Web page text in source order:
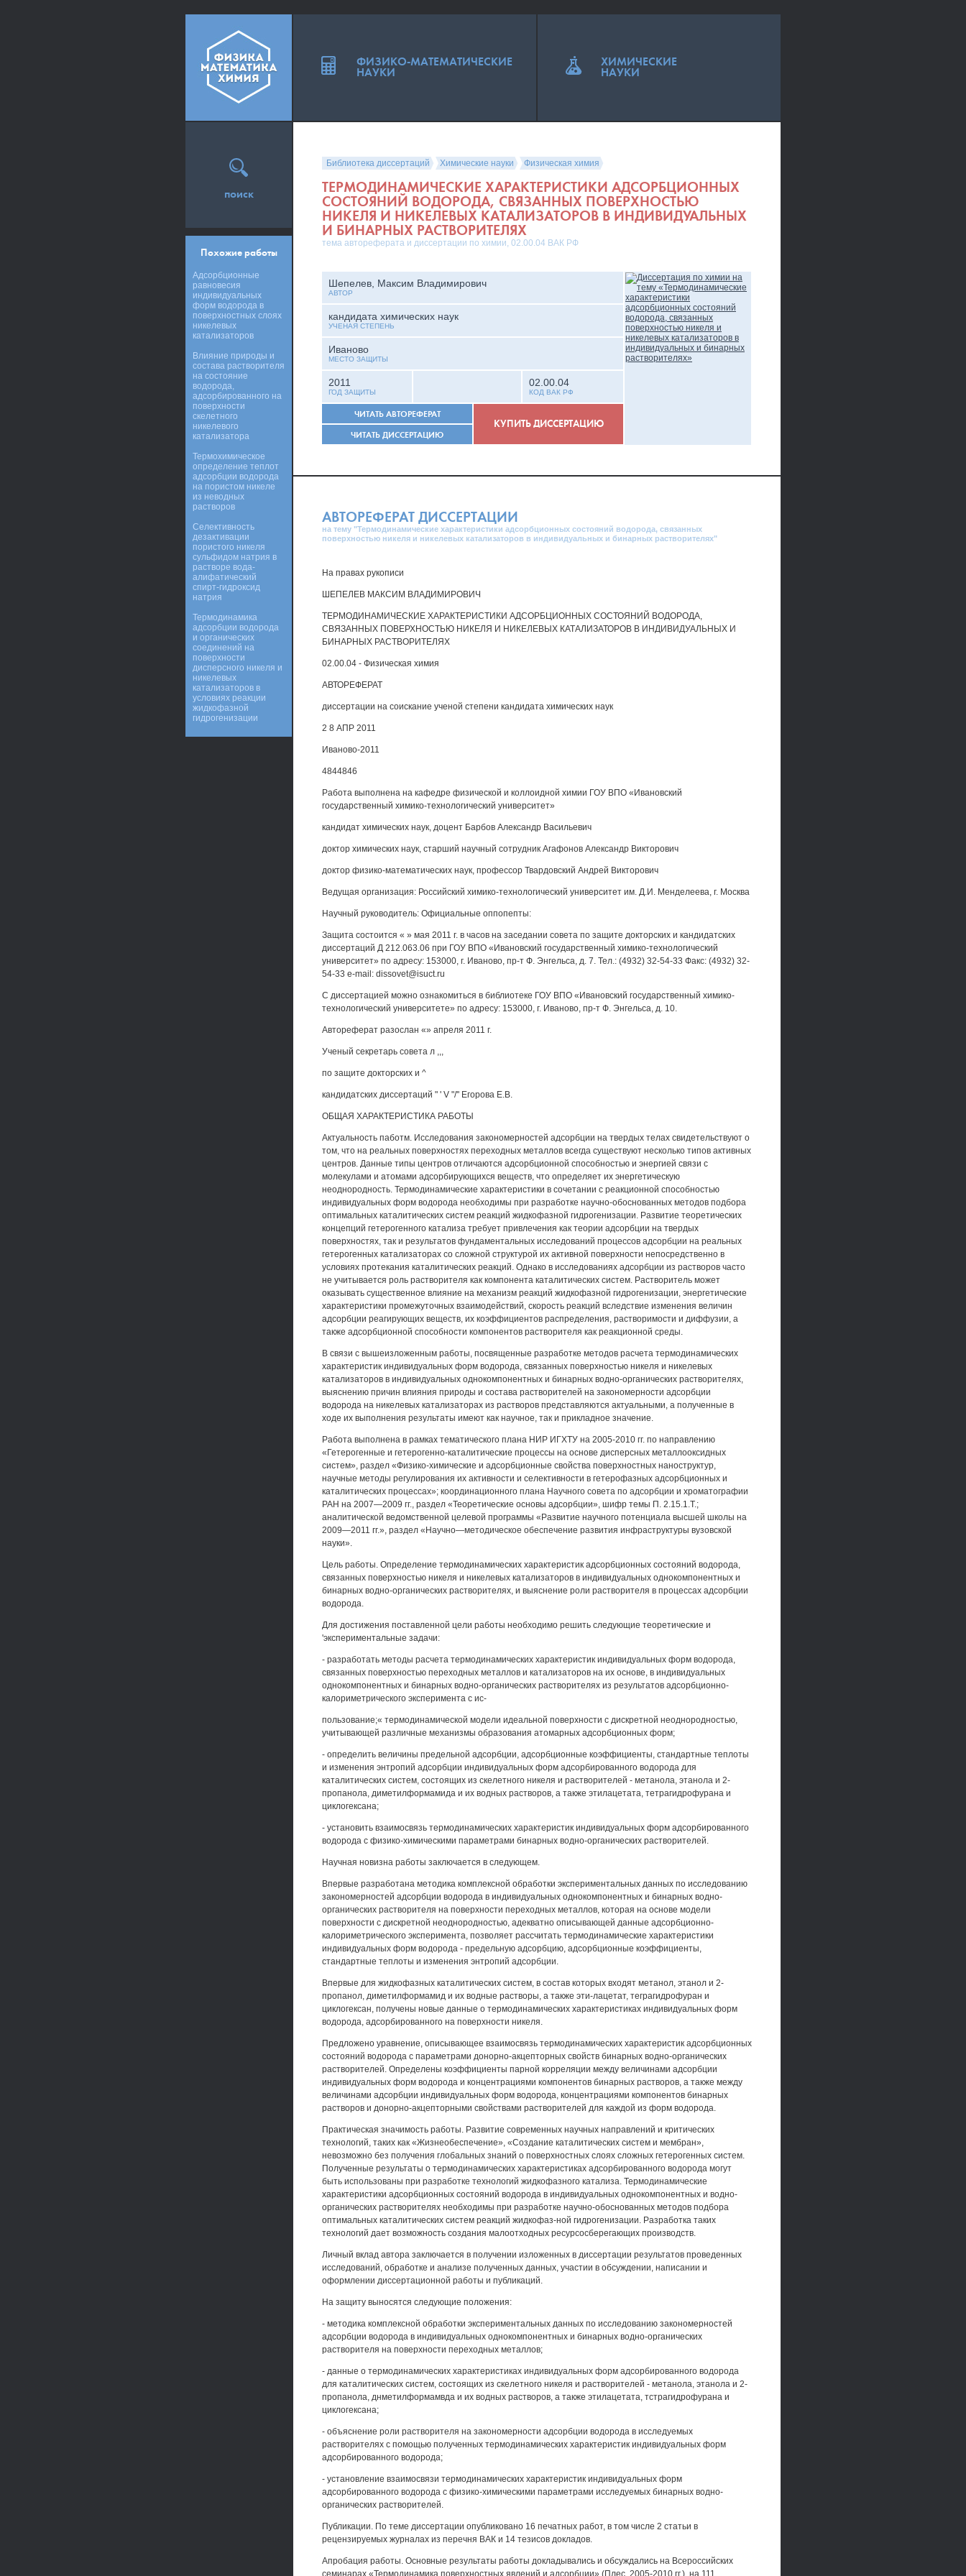
Библиотека диссертаций Химические науки Физическая химия
ТЕРМОДИНАМИЧЕСКИЕ ХАРАКТЕРИСТИКИ АДСОРБЦИОННЫХ
СОСТОЯНИЙ ВОДОРОДА, СВЯЗАННЫХ ПОВЕРХНОСТЬЮ
НИКЕЛЯ И НИКЕЛЕВЫХ КАТАЛИЗАТОРОВ В ИНДИВИДУАЛЬНЫХ
И БИНАРНЫХ РАСТВОРИТЕЛЯХ
тема автореферата и диссертации по химии, 02.00.04 ВАК РФ
Шепелев, Максим Владимирович
АВТОР
кандидата химических наук
УЧЕНАЯ СТЕПЕНЬ
Иваново
МЕСТО ЗАЩИТЫ
2011
ГОД ЗАЩИТЫ
02.00.04
КОД ВАК РФ
ЧИТАТЬ АВТОРЕФЕРАТ
ЧИТАТЬ ДИССЕРТАЦИЮ
КУПИТЬ ДИССЕРТАЦИЮ
АВТОРЕФЕРАТ ДИССЕРТАЦИИ
на тему "Термодинамические характеристики адсорбционных состояний водорода, связанных
поверхностью никеля и никелевых катализаторов в индивидуальных и бинарных растворителях"
На правах рукописи
ШЕПЕЛЕВ МАКСИМ ВЛАДИМИРОВИЧ
ТЕРМОДИНАМИЧЕСКИЕ ХАРАКТЕРИСТИКИ АДСОРБЦИОННЫХ СОСТОЯНИЙ ВОДОРОДА,
СВЯЗАННЫХ ПОВЕРХНОСТЬЮ НИКЕЛЯ И НИКЕЛЕВЫХ КАТАЛИЗАТОРОВ В ИНДИВИДУАЛЬНЫХ И
БИНАРНЫХ РАСТВОРИТЕЛЯХ
02.00.04 - Физическая химия
АВТОРЕФЕРАТ
диссертации на соискание ученой степени кандидата химических наук
2 8 АПР 2011
Иваново-2011
4844846
Работа выполнена на кафедре физической и коллоидной химии ГОУ ВПО «Ивановский
государственный химико-технологический университет»
кандидат химических наук, доцент Барбов Александр Васильевич
доктор химических наук, старший научный сотрудник Агафонов Александр Викторович
доктор физико-математических наук, профессор Твардовский Андрей Викторович
Ведущая организация: Российский химико-технологический университет им. Д.И. Менделеева, г. Москва
Научный руководитель: Официальные оппопепты:
Защита состоится « » мая 2011 г. в часов на заседании совета по защите докторских и кандидатских
диссертаций Д 212.063.06 при ГОУ ВПО «Ивановский государственный химико-технологический
университет» по адресу: 153000, г. Иваново, пр-т Ф. Энгельса, д. 7. Тел.: (4932) 32-54-33 Факс: (4932) 32-
54-33 e-mail: dissovet@isuct.ru
С диссертацией можно ознакомиться в библиотеке ГОУ ВПО «Ивановский государственный химико-
технологический университете» по адресу: 153000, г. Иваново, пр-т Ф. Энгельса, д. 10.
Автореферат разослан «» апреля 2011 г.
Ученый секретарь совета л ,,,
по защите докторских и ^
кандидатских диссертаций " ' V "/'' Егорова Е.В.
ОБЩАЯ ХАРАКТЕРИСТИКА РАБОТЫ
Актуальность паботм. Исследования закономерностей адсорбции на твердых телах свидетельствуют о
том, что на реальных поверхностях переходных металлов всегда существуют несколько типов активных
центров. Данные типы центров отличаются адсорбционной способностью и энергией связи с
молекулами и атомами адсорбирующихся веществ, что определяет их энергетическую
неоднородность. Термодинамические характеристики в сочетании с реакционной способностью
индивидуальных форм водорода необходимы при разработке научно-обоснованных методов подбора
оптимальных каталитических систем реакций жидкофазной гидрогенизации. Развитие теоретических
концепций гетерогенного катализа требует привлечения как теории адсорбции на твердых
поверхностях, так и результатов фундаментальных исследований процессов адсорбции на реальных
гетерогенных катализаторах со сложной структурой их активной поверхности непосредственно в
условиях протекания каталитических реакций. Однако в исследованиях адсорбции из растворов часто
не учитывается роль растворителя как компонента каталитических систем. Растворитель может
оказывать существенное влияние на механизм реакций жидкофазной гидрогенизации, энергетические
характеристики промежуточных взаимодействий, скорость реакций вследствие изменения величин
адсорбции реагирующих веществ, их коэффициентов распределения, растворимости и диффузии, а
также адсорбционной способности компонентов растворителя как реакционной среды.
В связи с вышеизложенным работы, посвященные разработке методов расчета термодинамических
характеристик индивидуальных форм водорода, связанных поверхностью никеля и никелевых
катализаторов в индивидуальных однокомпонентных и бинарных водно-органических растворителях,
выяснению причин влияния природы и состава растворителей на закономерности адсорбции
водорода на никелевых катализаторах из растворов представляются актуальными, а полученные в
ходе их выполнения результаты имеют как научное, так и прикладное значение.
Работа выполнена в рамках тематического плана НИР ИГХТУ на 2005-2010 гг. по направлению
«Гетерогенные и гетерогенно-каталитические процессы на основе дисперсных металлооксидных
систем», раздел «Физико-химические и адсорбционные свойства поверхностных наноструктур,
научные методы регулирования их активности и селективности в гетерофазных адсорбционных и
каталитических процессах»; координационного плана Научного совета по адсорбции и хроматографии
РАН на 2007—2009 гг., раздел «Теоретические основы адсорбции», шифр темы П. 2.15.1.Т.;
аналитической ведомственной целевой программы «Развитие научного потенциала высшей школы на
2009—2011 гг.», раздел «Научно—методическое обеспечение развития инфраструктуры вузовской
науки».
Цель работы. Определение термодинамических характеристик адсорбционных состояний водорода,
связанных поверхностью никеля и никелевых катализаторов в индивидуальных однокомпонентных и
бинарных водно-органических растворителях, и выяснение роли растворителя в процессах адсорбции
водорода.
Для достижения поставленной цели работы необходимо решить следующие теоретические и
'экспериментальные задачи:
- разработать методы расчета термодинамических характеристик индивидуальных форм водорода,
связанных поверхностью переходных металлов и катализаторов на их основе, в индивидуальных
однокомпонентных и бинарных водно-органических растворителях из результатов адсорбционно-
калориметрического эксперимента с ис-
пользование;« термодинамической модели идеальной поверхности с дискретной неоднородностью,
учитывающей различные механизмы образования атомарных адсорбционных форм;
- определить величины предельной адсорбции, адсорбционные коэффициенты, стандартные теплоты
и изменения энтропий адсорбции индивидуальных форм адсорбированного водорода для
каталитических систем, состоящих из скелетного никеля и растворителей - метанола, этанола и 2-
пропанола, диметилформамида и их водных растворов, а также этилацетата, тетрагидрофурана и
циклогексана;
- установить взаимосвязь термодинамических характеристик индивидуальных форм адсорбированного
водорода с физико-химическими параметрами бинарных водно-органических растворителей.
Научная новизна работы заключается в следующем.
Впервые разработана методика комплексной обработки экспериментальных данных по исследованию
закономерностей адсорбции водорода в индивидуальных однокомпонентных и бинарных водно-
органических растворителя на поверхности переходных металлов, которая на основе модели
поверхности с дискретной неоднородностью, адекватно описывающей данные адсорбционно-
калориметрического эксперимента, позволяет рассчитать термодинамические характеристики
индивидуальных форм водорода - предельную адсорбцию, адсорбционные коэффициенты,
стандартные теплоты и изменения энтропий адсорбции.
Впервые для жидкофазных каталитических систем, в состав которых входят метанол, этанол и 2-
пропанол, диметилформамид и их водные растворы, а также эти-лацетат, теграгидрофуран и
циклогексан, получены новые данные о термодинамических характеристиках индивидуальных форм
водорода, адсорбированного на поверхности никеля.
Предложено уравнение, описывающее взаимосвязь термодинамических характеристик адсорбционных
состояний водорода с параметрами донорно-акцепторных свойств бинарных водно-органических
растворителей. Определены коэффициенты парной корреляции между величинами адсорбции
индивидуальных форм водорода и концентрациями компонентов бинарных растворов, а также между
величинами адсорбции индивидуальных форм водорода, концентрациями компонентов бинарных
растворов и донорно-акцепторными свойствами растворителей для каждой из форм водорода.
Практическая значимость работы. Развитие современных научных направлений и критических
технологий, таких как «Жизнеобеспечение», «Создание каталитических систем и мембран»,
невозможно без получения глобальных знаний о поверхностных слоях сложных гетерогенных систем.
Полученные результаты о термодинамических характеристиках адсорбированного водорода могут
быть использованы при разработке технологий жидкофазного катализа. Термодинамические
характеристики адсорбционных состояний водорода в индивидуальных однокомпонентных и водно-
органических растворителях необходимы при разработке научно-обоснованных методов подбора
оптимальных каталитических систем реакций жидкофаз-ной гидрогенизации. Разработка таких
технологий дает возможность создания малоотходных ресурсосберегающих производств.
Личный вклад автора заключается в получении изложенных в диссертации результатов проведенных
исследований, обработке и анализе полученных данных, участии в обсуждении, написании и
оформлении диссертационной работы и публикаций.
На защиту выносятся следующие положения:
- методика комплексной обработки экспериментальных данных по исследованию закономерностей
адсорбции водорода в индивидуальных однокомпонентных и бинарных водно-органических
растворителя на поверхности переходных металлов;
- данные о термодинамических характеристиках индивидуальных форм адсорбированного водорода
для каталитических систем, состоящих из скелетного никеля и растворителей - метанола, этанола и 2-
пропанола, днметилформамвда и их водных растворов, а также этилацетата, тстрагидрофурана и
циклогексана;
- объяснение роли растворителя на закономерности адсорбции водорода в исследуемых
растворителях с помощью полученных термодинамических характеристик индивидуальных форм
адсорбированного водорода;
- установление взаимосвязи термодинамических характеристик индивидуальных форм
адсорбированного водорода с физико-химическими параметрами исследуемых бинарных водно-
органических растворителей.
Публикации. По теме диссертации опубликовано 16 печатных работ, в том числе 2 статьи в
рецензируемых журналах из перечня ВАК и 14 тезисов докладов.
Апробация работы. Основные результаты работы докладывались и обсуждались на Всероссийских
семинарах «Термодинамика поверхностных явлений и адсорбции» (Плес, 2005-2010 гг.), на 111
поиск
Похожие работы
Адсорбционные
равновесия
индивидуальных
форм водорода в
поверхностных слоях
никелевых
катализаторов
Влияние природы и
состава растворителя
на состояние
водорода,
адсорбированного на
поверхности
скелетного
никелевого
катализатора
Термохимическое
определение теплот
адсорбции водорода
на пористом никеле
из неводных
растворов
Селективность
дезактивации
пористого никеля
сульфидом натрия в
растворе вода-
алифатический
спирт-гидроксид
натрия
Термодинамика
адсорбции водорода
и органических
соединений на
поверхности
дисперсного никеля и
никелевых
катализаторов в
условиях реакции
жидкофазной
гидрогенизации
ФИЗИКО-МАТЕМАТИЧЕСКИЕ
НАУКИ
ХИМИЧЕСКИЕ
НАУКИ